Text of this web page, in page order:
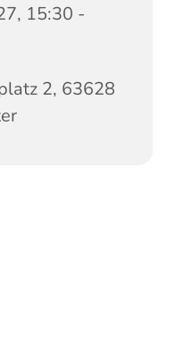
15:30 -
2, 63628